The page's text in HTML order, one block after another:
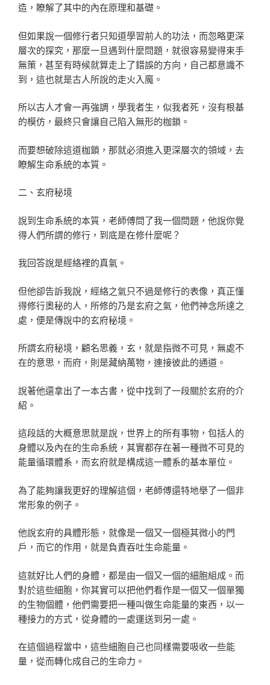
造，瞭解了其中的內在原理和基礎。
但如果說一個修行者只知道學習前人的功法，而忽略更深
層次的探究，那麼一旦遇到什麼問題，就很容易變得束手
無策，甚至有時候就算走上了錯誤的方向，自己都意識不
到，這也就是古人所說的走火入魔。
所以古人才會一再強調，學我者生，似我者死，沒有根基
的模仿，最終只會讓自己陷入無形的枷鎖。
而要想破除這道枷鎖，那就必須進入更深層次的領域，去
瞭解生命系統的本質。
二、玄府秘境
說到生命系統的本質，老師傅問了我一個問題，他說你覺
得人們所謂的修行，到底是在修什麼呢？
我回答說是經絡裡的真氣。
但他卻告訴我說，經絡之氣只不過是修行的表像，真正懂
得修行奧秘的人，所修的乃是玄府之氣，他們神念所達之
處，便是傳說中的玄府秘境。
所謂玄府秘境，顧名思義，玄，就是指微不可見，無處不
在的意思，而府，則是藏納萬物，連接彼此的通道。
說著他還拿出了一本古書，從中找到了一段關於玄府的介
紹。
這段話的大概意思就是說，世界上的所有事物，包括人的
身體以及內在的生命系統，其實都存在著一種微不可見的
能量循環體系，而玄府就是構成這一體系的基本單位。
為了能夠讓我更好的理解這個，老師傅還特地舉了一個非
常形象的例子。
他說玄府的具體形態，就像是一個又一個極其微小的門
戶，而它的作用，就是負責吞吐生命能量。
這就好比人們的身體，都是由一個又一個的細胞組成。而
對於這些細胞，你其實可以把他們看作是一個又一個單獨
的生物個體，他們需要把一種叫做生命能量的東西，以一
種接力的方式，從身體的一處運送到另一處。
在這個過程當中，這些細胞自己也同樣需要吸收一些能
量，從而轉化成自己的生命力。